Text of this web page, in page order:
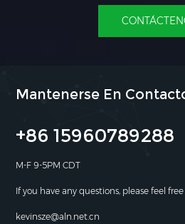
Mantenerse En
+86 15960789288
M-F 9-5PM CDT
If you have any questions, please feel
kevinsze@aln.net.cn